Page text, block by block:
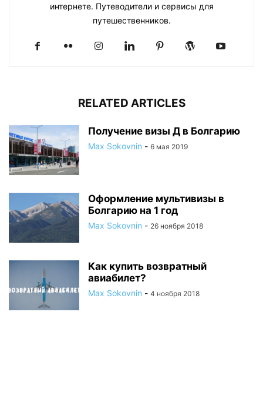
интернете. Путеводители и сервисы для
путешественников.
RELATED ARTICLES
Получение визы Д в Болгарию
Max Sokovnin - 6 мая 2019
Оформление мультивизы в
Болгарию на 1 год
Max Sokovnin - 26 ноября 2018
Как купить возвратный
авиабилет?
Max Sokovnin - 4 ноября 2018